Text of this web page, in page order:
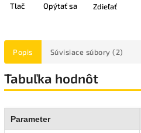
Tlač Opýtať sa Zdieľať
Popis Súvisiace súbory (2)
Tabuľka hodnôt
Parameter